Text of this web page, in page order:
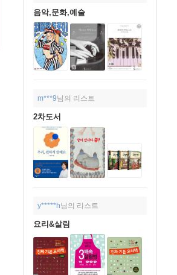
음악,문화,예술
m***9님의 리스트
2차도서
y*****h님의 리스트
요리&살림